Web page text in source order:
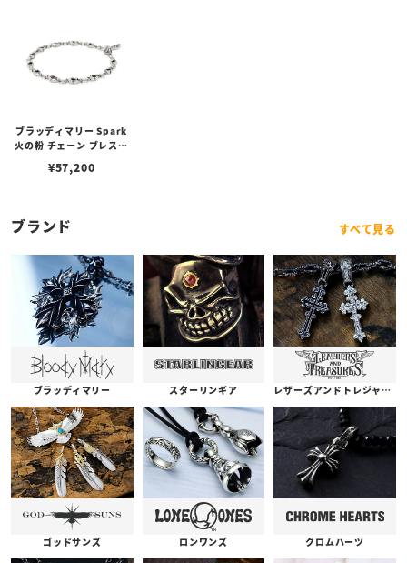
ブラッディマリー Spark
火の粉 チェーン ブレスレ
¥57,200
ブランド すべて見る
ブラッディマリー スターリンギア レザーズアンドトレジャーズ
ゴッドサンズ ロンワンズ クロムハーツ